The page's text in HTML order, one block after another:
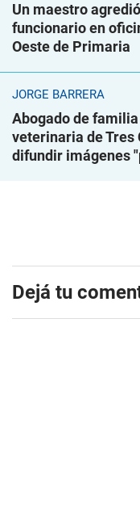
Un maestro
funcionario en
Oeste de Primaria
JORGE BARRERA
Abogado de
veterinaria de Tres
difundir imágenes
Dejá tu